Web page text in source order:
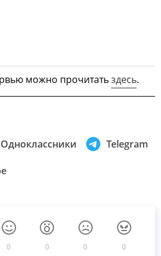
можно прочитатьздесь.
Одноклассники Telegram
0 0 0 0